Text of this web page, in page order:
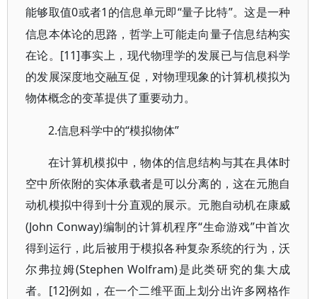
能够取值0或者1的信息单元即“量子比特”。这是一种
信息本体论的思路，哲学上可能走向量子信息结构实
在论。[11]事实上，现代物理学的发展已与信息科学
的发展深度地交融互促，对物理现象的计算机模拟为
物体概念的变革提供了重要动力。
2.信息科学中的“模拟物体”
在计算机模拟中，物体的信息结构与其在具体时
空中所依附的实体承载者是可以分离的，这在元胞自
动机模拟中得到十分直观的展示。元胞自动机在康威
(John Conway)编制的计算机程序“生命游戏”中首次
得到运行，此后被用于模拟各种复杂系统的行为，沃
尔弗拉姆(Stephen Wolfram)是此类研究的集大成
者。[12]例如，在一个二维平面上划分出许多网格作